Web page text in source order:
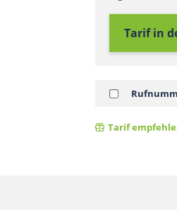
Tarif in
Tarif